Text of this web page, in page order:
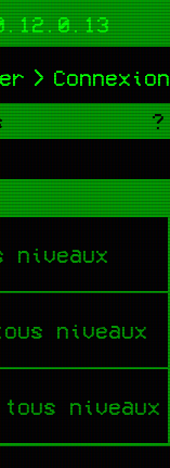
Connexion
niveaux
niveaux
niveaux